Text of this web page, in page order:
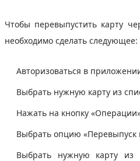
Чтобы перевыпустить карту
необходимо сделать следующее:
Авторизоваться в
Выбрать нужную карту из
Нажать на кнопку
Выбрать опцию «Перевыпуск
Выбрать нужную карту